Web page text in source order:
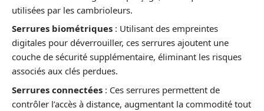
utilisées par les cambrioleurs.
Serrures biométriques : Utilisant des empreintes
digitales pour déverrouiller, ces serrures ajoutent une
couche de sécurité supplémentaire, éliminant les risques
associés aux clés perdues.
Serrures connectées : Ces serrures permettent de
contrôler l’accès à distance, augmentant la commodité tout